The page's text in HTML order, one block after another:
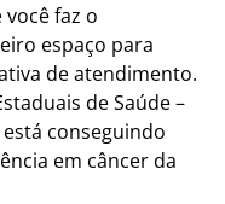
faz o
espaço para
de atendimento.
de Saúde –
conseguindo
em câncer da